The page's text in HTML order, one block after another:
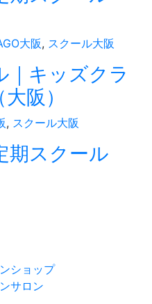
大阪, スクール大阪
｜キッズクラ
阪）
, スクール大阪
期スクール
ショップ
サロン